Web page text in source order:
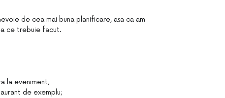
de cea mai buna planificare, asa ca am
ce trebuie facut.
la eveniment;
de exemplu;